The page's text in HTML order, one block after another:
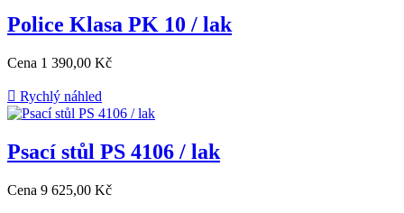
Police Klasa PK 10 / lak
Cena 1 390,00 Kč
 Rychlý náhled
Psací stůl PS 4106 / lak
Cena 9 625,00 Kč